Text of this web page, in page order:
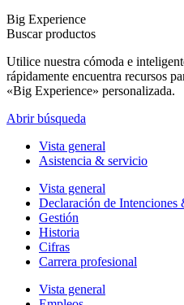
Big Experience
Buscar productos
Utilice nuestra cómoda e
rápidamente encuentra recursos
«Big Experience» personalizada.
Abrir búsqueda
Vista general
Asistencia & servicio
Vista general
Declaración de Intenciones
Gestión
Historia
Cifras
Carrera profesional
Vista general